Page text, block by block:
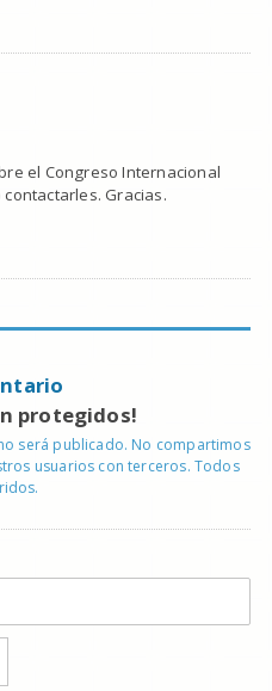
el Congreso Internacional
Gracias.
protegidos!
será publicado. No compartimos
usuarios con terceros. Todos